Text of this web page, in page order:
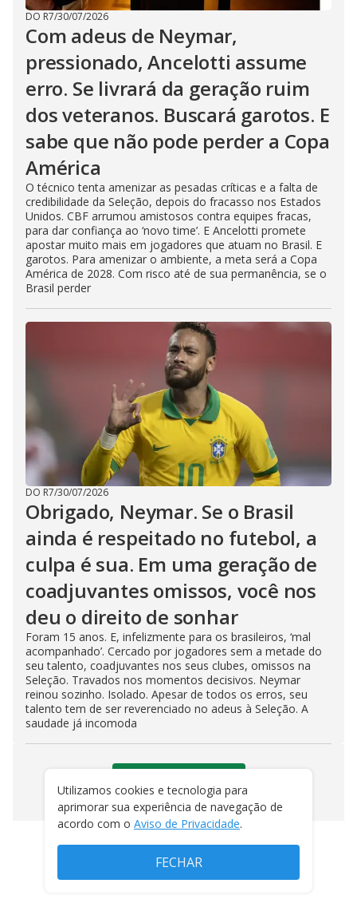
DO R7/30/07/2026
Com adeus de Neymar,
pressionado, Ancelotti assume
erro. Se livrará da geração ruim
dos veteranos. Buscará garotos. E
sabe que não pode perder a Copa
América
O técnico tenta amenizar as pesadas críticas e a falta de
credibilidade da Seleção, depois do fracasso nos Estados
Unidos. CBF arrumou amistosos contra equipes fracas,
para dar confiança ao ‘novo time’. E Ancelotti promete
apostar muito mais em jogadores que atuam no Brasil. E
garotos. Para amenizar o ambiente, a meta será a Copa
América de 2028. Com risco até de sua permanência, se o
Brasil perder
DO R7/30/07/2026
Obrigado, Neymar. Se o Brasil
ainda é respeitado no futebol, a
culpa é sua. Em uma geração de
coadjuvantes omissos, você nos
deu o direito de sonhar
Foram 15 anos. E, infelizmente para os brasileiros, ‘mal
acompanhado’. Cercado por jogadores sem a metade do
seu talento, coadjuvantes nos seus clubes, omissos na
Seleção. Travados nos momentos decisivos. Neymar
reinou sozinho. Isolado. Apesar de todos os erros, seu
talento tem de ser reverenciado no adeus à Seleção. A
saudade já incomoda
VEJA MAIS NOTÍCIAS
Utilizamos cookies e tecnologia para
aprimorar sua experiência de navegação de
acordo com o Aviso de Privacidade.
FECHAR